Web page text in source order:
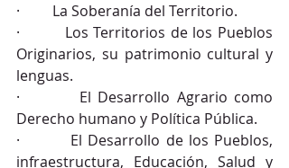
·         La Soberanía del Territorio.
·         Los Territorios de los Pueblos
Originarios, su patrimonio cultural y
lenguas.
·         El Desarrollo Agrario como
Derecho humano y Política Pública.
·         El Desarrollo de los Pueblos,
infraestructura, Educación, Salud y